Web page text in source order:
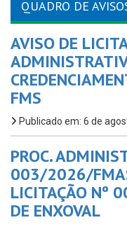
QUADRO DE
AVISO DE
FMS
Publicado em: 6 de
PROC.
003/2026/
LICITAÇÃO Nº
DE ENXOVAL